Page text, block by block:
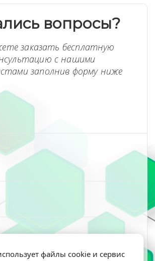
вопросы?
заказать бесплатную
с нашими
заполнив форму ниже
файлы cookie и сервис